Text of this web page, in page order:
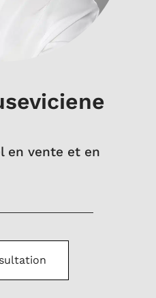
en vente et en